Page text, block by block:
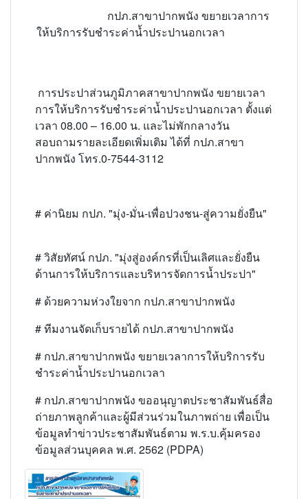
กปภ.สาขาปากพนัง ขยายเวลาการ
ให้บริการรับชำระค่าน้ำประปานอกเวลา
การประปาส่วนภูมิภาคสาขาปากพนัง ขยายเวลา
การให้บริการรับชำระค่าน้ำประปานอกเวลา ตั้งแต่
เวลา 08.00 – 16.00 น. และไม่พักกลางวัน
สอบถามรายละเอียดเพิ่มเติม ได้ที่ กปภ.สาขา
ปากพนัง โทร.0-7544-3112
# ค่านิยม กปภ. "มุ่ง-มั่น-เพื่อปวงชน-สู่ความยั่งยืน"
# วิสัยทัศน์ กปภ. "มุ่งสู่องค์กรที่เป็นเลิศและยั่งยืน
ด้านการให้บริการและบริหารจัดการน้ำประปา"
# ด้วยความห่วงใยจาก กปภ.สาขาปากพนัง
# ทีมงานจัดเก็บรายได้ กปภ.สาขาปากพนัง
# กปภ.สาขาปากพนัง ขยายเวลาการให้บริการรับ
ชำระค่าน้ำประปานอกเวลา
# กปภ.สาขาปากพนัง ขออนุญาตประชาสัมพันธ์สื่อ
ถ่ายภาพลูกค้าและผู้มีส่วนร่วมในภาพถ่าย เพื่อเป็น
ข้อมูลทำข่าวประชาสัมพันธ์ตาม พ.ร.บ.คุ้มครอง
ข้อมูลส่วนบุคคล พ.ศ. 2562 (PDPA)